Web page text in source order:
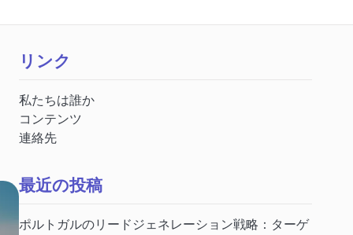
リンク
私たちは誰か
コンテンツ
連絡先
最近の投稿
ポルトガルのリードジェネレーション戦略：ターゲ